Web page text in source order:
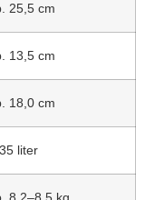
25,5 cm
13,5 cm
18,0 cm
liter